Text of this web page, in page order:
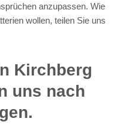
anzupassen. Wie
wollen, teilen Sie uns
Kirchberg
uns nach